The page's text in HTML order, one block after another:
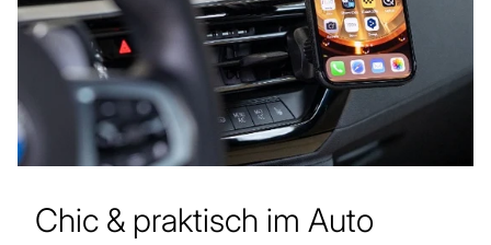
Chic & praktisch im Auto